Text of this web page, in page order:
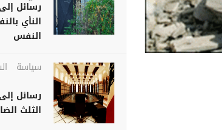
رسائل
النأي
النفس
سياسة
الثلث